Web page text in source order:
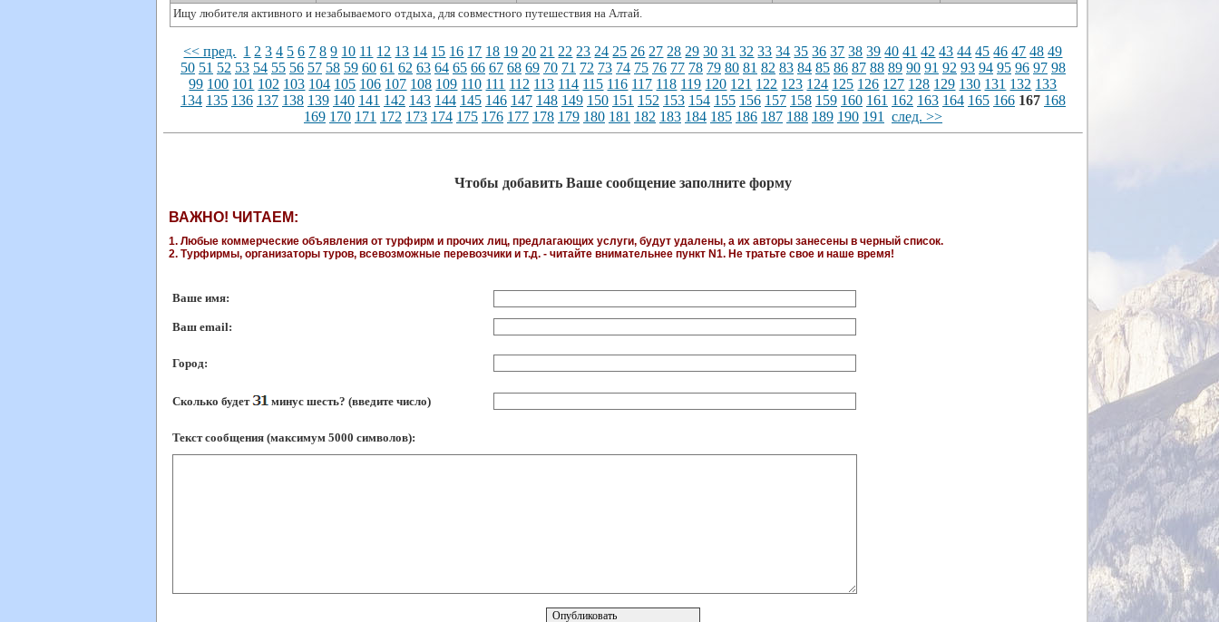
Ищу любителя активного и незабываемого отдыха, для совместного путешествия на Алтай.
<< пред. 1 2 3 4 5 6 7 8 9 10 11 12 13 14 15 16 17 18 19 20 21 22 23 24 25 26 27 28 29 30 31 32 33 34 35 36 37 38 39 40 41 42 43 44 45 46 47 48 49
50 51 52 53 54 55 56 57 58 59 60 61 62 63 64 65 66 67 68 69 70 71 72 73 74 75 76 77 78 79 80 81 82 83 84 85 86 87 88 89 90 91 92 93 94 95 96 97 98
99 100 101 102 103 104 105 106 107 108 109 110 111 112 113 114 115 116 117 118 119 120 121 122 123 124 125 126 127 128 129 130 131 132 133
134 135 136 137 138 139 140 141 142 143 144 145 146 147 148 149 150 151 152 153 154 155 156 157 158 159 160 161 162 163 164 165 166 167 168
169 170 171 172 173 174 175 176 177 178 179 180 181 182 183 184 185 186 187 188 189 190 191 след. >>
Чтобы добавить Ваше сообщение заполните форму
ВАЖНО! ЧИТАЕМ:
1. Любые коммерческие объявления от турфирм и прочих лиц, предлагающих услуги, будут удалены, а их авторы занесены в черный список.
2. Турфирмы, организаторы туров, всевозможные перевозчики и т.д. - читайте внимательнее пункт N1. Не тратьте свое и наше время!
Ваше имя:
Ваш еmail:
Город:
Сколько будет минус шесть? (введите число)
Текст сообщения (максимум 5000 символов):